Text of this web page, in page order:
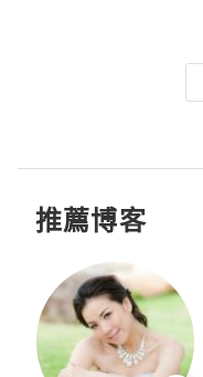
推薦博客